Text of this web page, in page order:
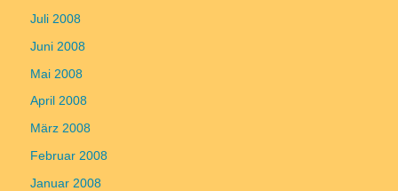
Juli 2008
Juni 2008
Mai 2008
April 2008
März 2008
Februar 2008
Januar 2008